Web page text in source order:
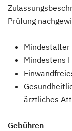
Prüfung
Mindestalter
Mindestens
ärztliches
Gebühren